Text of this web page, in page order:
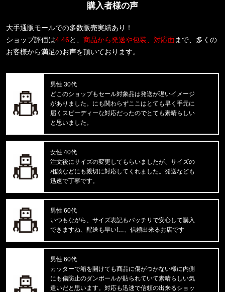
福岡県のお客様ご注文ありがとうございます。
INTENSE POWER 3PK TRUNK 3
東京都のお客様ご注文ありがとうございます。
Carhartt WIP/カーハートダブルアイピー
東京都のお客様ご注文ありがとうございます。
Carhartt WIP/カーハートダブルアイピー
DOUBLE KNEE PANT I032699
東京都のお客様ご注文ありがとうございます。
reversal/リバーサル
BIG MARK LONG RASH GUARD
東京都のお客様ご注文ありがとうございます。
mnml/ミニマル
X214 STRETCH DENIM1487266
東京都のお客様ご注文ありがとうございます。
reversal/リバーサル
東京都のお客様ご注文ありがとうございます。
47 Brand/フォーティーセブンブランド
'47 MVP ヤンキース ドジャース
購入者様の声
大手通販モールでの多数販売実績あり！
ショップ評価は4.46と、 商品から発送や包装、対応面まで、多くの
お客様から満足のお声を頂いております。
男性 30代
どこのショップもセール対象品は発送が遅いイメージ
がありました。にも関わらずここはとても早く手元に
届くスピーディーな対応だったのでとても素晴らしい
と思いました。
女性 40代
注文後にサイズの変更してもらいましたが、サイズの
相談などにも親切に対応してくれました。発送なども
迅速で丁寧です。
男性 60代
いつもながら、サイズ表記もバッチリで安心して購入
できますね、配送も早い!…、信頼出来るお店です
男性 60代
カッターで箱を開けても商品に傷がつかない様に内側
にも傷防止のダンボールが貼られていて素晴らしい気
遣いだと思います。対応も迅速で信頼の出来るショッ